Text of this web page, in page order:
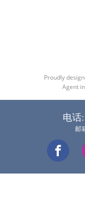
Proudly
Agent
电话
邮